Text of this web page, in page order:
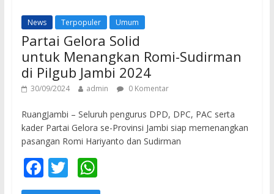
o
k
p
p
News Terpopuler Umum
Partai Gelora Solid
untuk Menangkan Romi-Sudirman
di Pilgub Jambi 2024
30/09/2024 admin 0 Komentar
RuangJambi – Seluruh pengurus DPD, DPC, PAC serta
kader Partai Gelora se-Provinsi Jambi siap memenangkan
pasangan Romi Hariyanto dan Sudirman
F
ac
T
w
W
h